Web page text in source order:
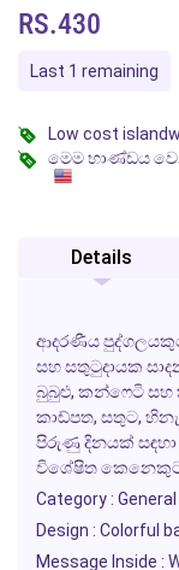
RS.430
Last 1 remaining
Low cost
මෙම භාණ්ඩය
Details
ආදරණීය
සහ සතුටුදායක
බුබුළු, කන්ෆෙටි සහ
කාඩ්පත, සතුට,
පිරුණු දිනයක් සඳහා
විශේෂිත කෙනෙකුට
Category :
Design : Colorful
Message Inside :